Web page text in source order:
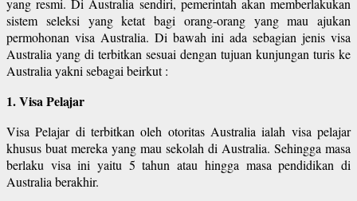
yang resmi. Di Australia sendiri, pemerintah akan memberlakukan
sistem seleksi yang ketat bagi orang-orang yang mau ajukan
permohonan visa Australia. Di bawah ini ada sebagian jenis visa
Australia yang di terbitkan sesuai dengan tujuan kunjungan turis ke
Australia yakni sebagai beirkut :
1. Visa Pelajar
Visa Pelajar di terbitkan oleh otoritas Australia ialah visa pelajar
khusus buat mereka yang mau sekolah di Australia. Sehingga masa
berlaku visa ini yaitu 5 tahun atau hingga masa pendidikan di
Australia berakhir.